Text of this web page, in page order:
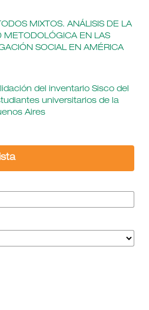
MIXTOS. ANÁLISIS DE LA
METODOLÓGICA EN LAS
SOCIAL EN AMÉRICA
del inventario Sisco del
universitarios de la
Aires